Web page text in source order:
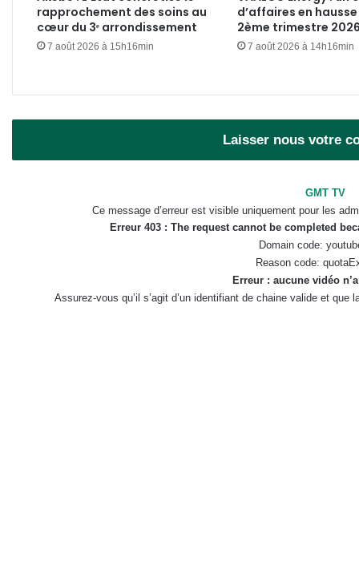
rapprochement des soins au
cœur du 3ᵉ arrondissement
7 août 2026 à 15h16min
d’affaires en
2ème trimestre
7 août 2026 à 14h16min
Laisser nous votre
GMT TV
Ce message d’erreur est visible uniquement pour les
Erreur 403 : The request cannot be completed
Domain code:
Reason code:
Erreur : aucune vidéo
Assurez-vous qu’il s’agit d’un identifiant de chaine valide et